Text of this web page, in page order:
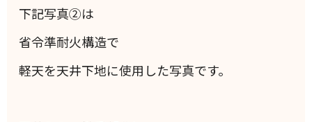
下記写真②は
省令準耐火構造で
軽天を天井下地に使用した写真です。